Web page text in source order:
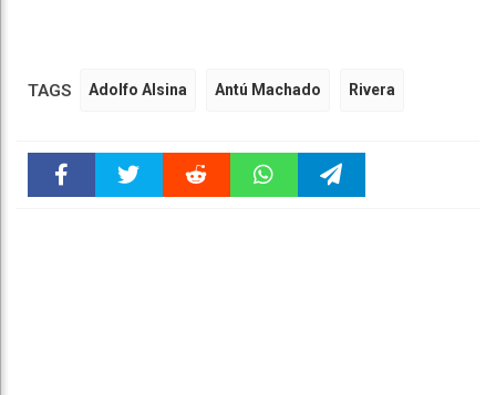
TAGS Adolfo Alsina Antú Machado Rivera